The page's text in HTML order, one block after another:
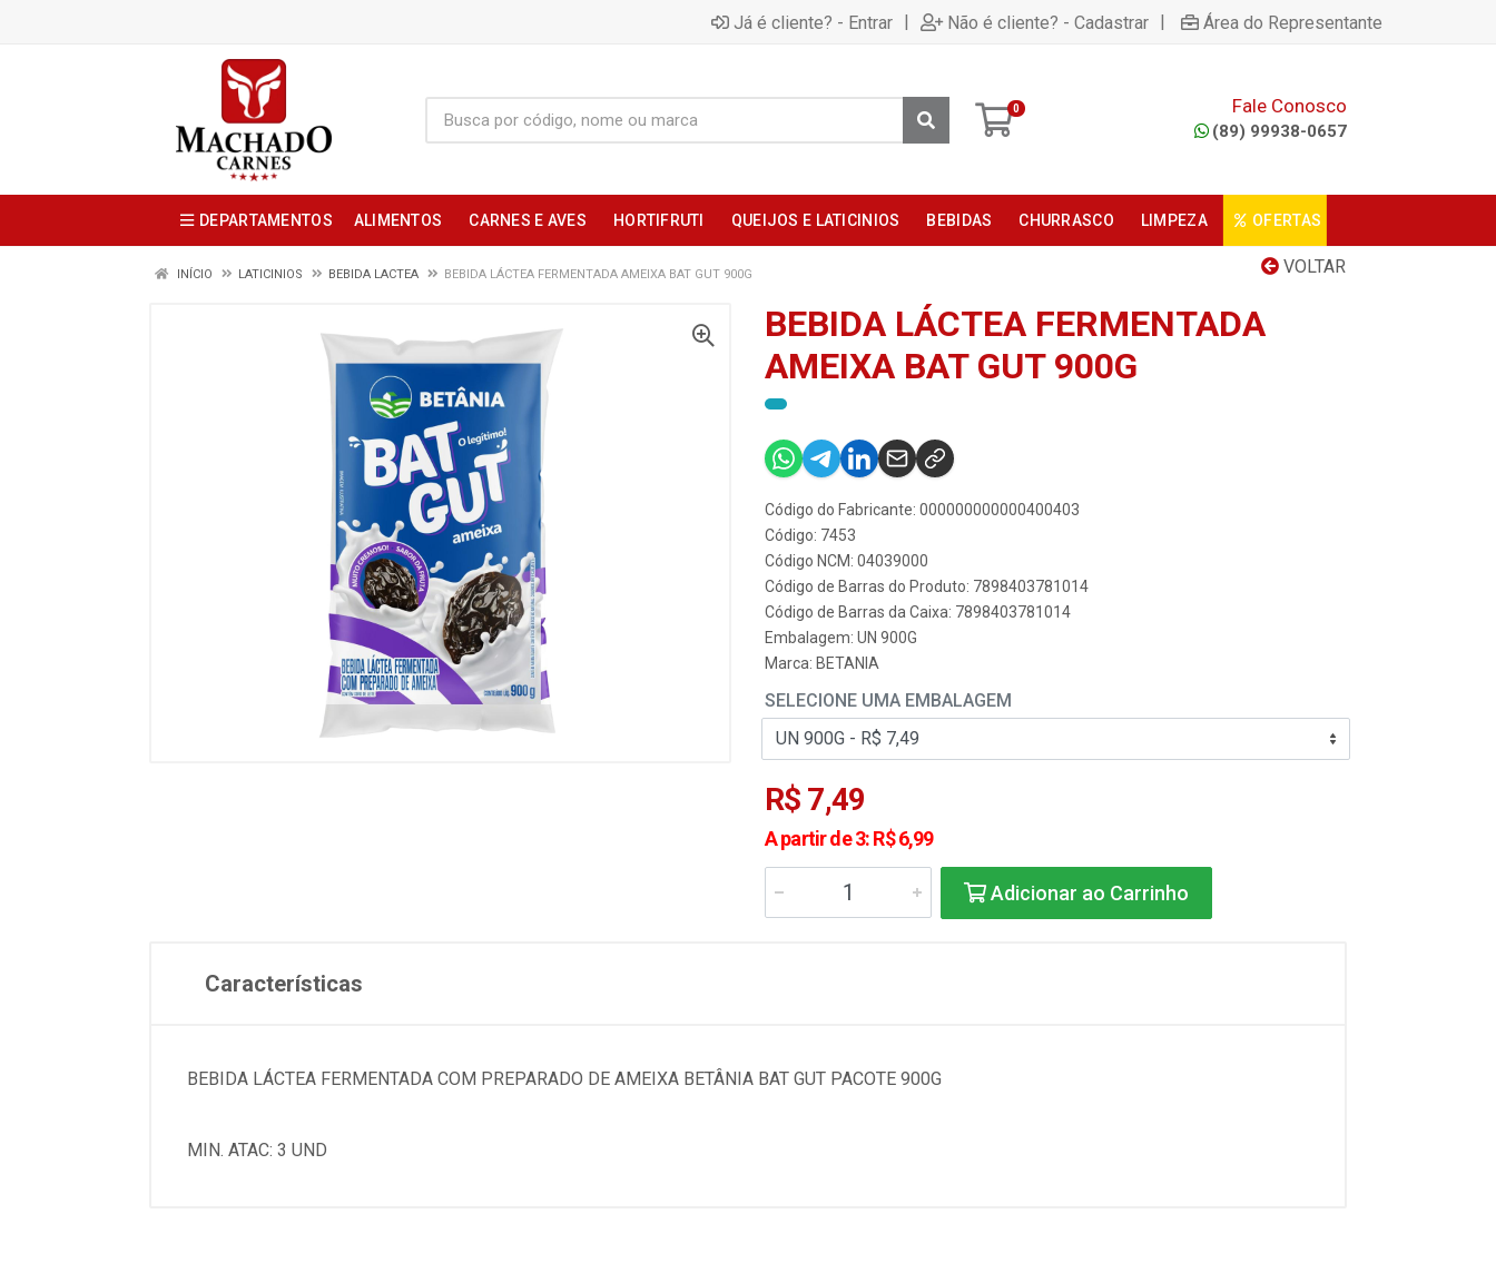
Já é cliente? - Entrar | Não é cliente? - Cadastrar | Área do Representante
0 Fale Conosco
(89) 99938-0657
DEPARTAMENTOS ALIMENTOS CARNES E AVES HORTIFRUTI QUEIJOS E LATICINIOS BEBIDAS CHURRASCO LIMPEZA OFERTAS
VOLTAR
INÍCIO LATICINIOS BEBIDA LACTEA BEBIDA LÁCTEA FERMENTADA AMEIXA BAT GUT 900G
BEBIDA LÁCTEA FERMENTADA
AMEIXA BAT GUT 900G
Código do Fabricante: 000000000000400403
Código: 7453
Código NCM: 04039000
Código de Barras do Produto: 7898403781014
Código de Barras da Caixa: 7898403781014
Embalagem: UN 900G
Marca: BETANIA
SELECIONE UMA EMBALAGEM
R$ 7,49
A partir de 3: R$ 6,99
Adicionar ao Carrinho
Características
BEBIDA LÁCTEA FERMENTADA COM PREPARADO DE AMEIXA BETÂNIA BAT GUT PACOTE 900G
MIN. ATAC: 3 UND